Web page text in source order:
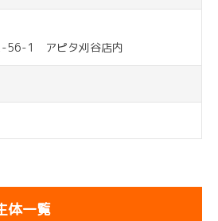
56-1 アピタ刈谷店内
体一覧